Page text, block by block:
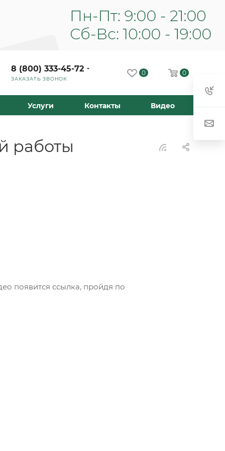
8 (800) 333-45-72
ЗАКАЗАТЬ ЗВОНОК
0 0
Услуги Контакты Видео
работы
появится ссылка, пройдя по